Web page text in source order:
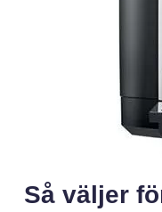
Så väljer